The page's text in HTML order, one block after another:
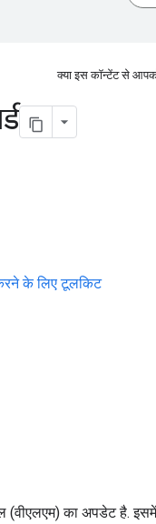
क्या इस कॉन्टेंट से
के लिए टूलकिट
(वीएलएम) का अपडेट है.